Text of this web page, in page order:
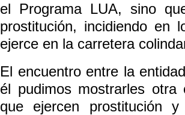
el Programa LUA, sino
prostitución, incidiendo en
ejerce en la carretera
El encuentro entre la
él pudimos mostrarles
que ejercen prostitución